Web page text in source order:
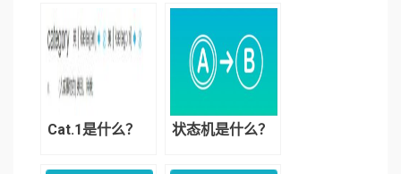
Cat.1是什么？ 状态机是什么？